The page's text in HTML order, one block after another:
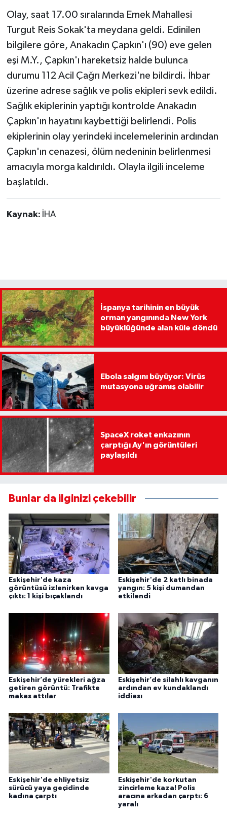
Olay, saat 17.00 sıralarında Emek Mahallesi
Turgut Reis Sokak'ta meydana geldi. Edinilen
bilgilere göre, Anakadın Çapkın'ı (90) eve gelen
eşi M.Y., Çapkın'ı hareketsiz halde bulunca
durumu 112 Acil Çağrı Merkezi'ne bildirdi. İhbar
üzerine adrese sağlık ve polis ekipleri sevk edildi.
Sağlık ekiplerinin yaptığı kontrolde Anakadın
Çapkın'ın hayatını kaybettiği belirlendi. Polis
ekiplerinin olay yerindeki incelemelerinin ardından
Çapkın'ın cenazesi, ölüm nedeninin belirlenmesi
amacıyla morga kaldırıldı. Olayla ilgili inceleme
başlatıldı.
Kaynak: İHA
İspanya tarihinin en büyük
orman yangınında New York
büyüklüğünde alan küle döndü
Ebola salgını büyüyor: Virüs
mutasyona uğramış olabilir
SpaceX roket enkazının
çarptığı Ay'ın görüntüleri
paylaşıldı
Bunlar da ilginizi çekebilir
Eskişehir'de kaza
görüntüsü izlenirken kavga
çıktı: 1 kişi bıçaklandı
Eskişehir'de 2 katlı binada
yangın: 5 kişi dumandan
etkilendi
Eskişehir’de yürekleri ağza
getiren görüntü: Trafikte
makas attılar
Eskişehir’de silahlı kavganın
ardından ev kundaklandı
iddiası
Eskişehir'de ehliyetsiz
sürücü yaya geçidinde
kadına çarptı
Eskişehir'de korkutan
zincirleme kaza! Polis
aracına arkadan çarptı: 6
yaralı